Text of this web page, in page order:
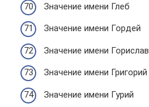
Значение имени Глеб
Значение имени Гордей
Значение имени Горислав
Значение имени Григорий
Значение имени Гурий